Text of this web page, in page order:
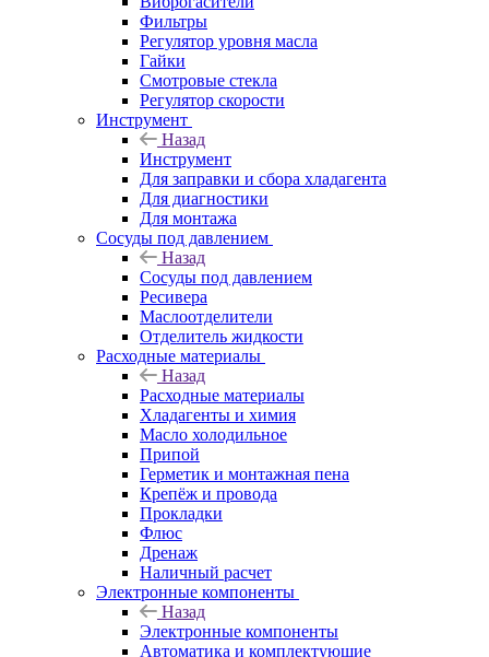
Фильтры
Регулятор уровня масла
Гайки
Смотровые стекла
Регулятор скорости
Инструмент
Назад
Инструмент
Для заправки и сбора хладагента
Для диагностики
Для монтажа
Сосуды под давлением
Назад
Сосуды под давлением
Ресивера
Маслоотделители
Отделитель жидкости
Расходные материалы
Назад
Расходные материалы
Хладагенты и химия
Масло холодильное
Припой
Герметик и монтажная пена
Крепёж и провода
Прокладки
Флюс
Дренаж
Наличный расчет
Электронные компоненты
Назад
Электронные компоненты
Автоматика и комплектующие